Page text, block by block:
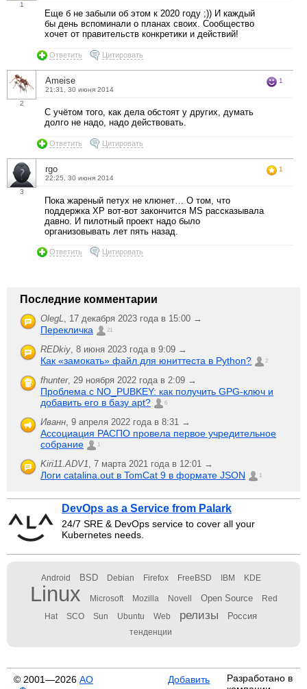
1
Еще б не забыли об этом к 2020 году ;)) И каждый
бы день вспоминали о планах своих. Сообщество
хочет от правительств конкретики и действий!
Ответить Цитировать
2
Ameise
21:31, 30 июня 2014
1
С учётом того, как дела обстоят у других, думать
долго не надо, надо действовать.
Ответить Цитировать
3
rgo
22:25, 30 июня 2014
1
Пока жареный петух не клюнет… О том, что
поддержка XP вот-вот закончится MS рассказывала
давно. И пилотный проект надо было
организовывать лет пять назад.
Ответить Цитировать
Последние комментарии
OlegL, 17 декабря 2023 года в 15:00 →
Перекличка 21
REDkiy, 8 июня 2023 года в 9:09 →
Как «замокать» файл для юниттеста в Python? 2
fhunter, 29 ноября 2022 года в 2:09 →
Проблема с NO_PUBKEY: как получить GPG-ключ и
добавить его в базу apt?
6
Иванн, 9 апреля 2022 года в 8:31 →
Ассоциация РАСПО провела первое учредительное
собрание
1
Kiri11.ADV1, 7 марта 2021 года в 12:01 →
Логи catalina.out в TomCat 9 в формате JSON 1
DevOps as a Service from Palark
24/7 SRE & DevOps service to cover all your
Kubernetes needs.
Android BSD Debian Firefox FreeBSD IBM KDE
Linux Microsoft Mozilla Novell Open Source Red
Hat SCO Sun Ubuntu Web релизы Россия
тенденции
© 2001—2026 АО
Добавить
Разработано в